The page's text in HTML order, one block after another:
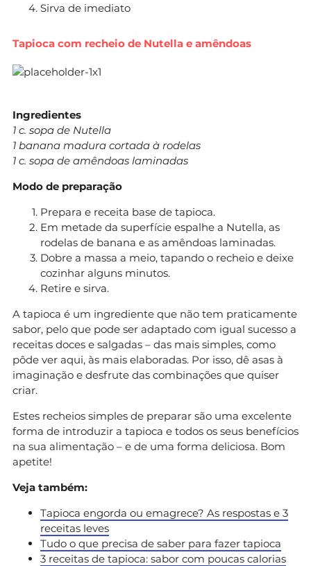
Sirva de imediato
Tapioca com recheio de Nutella e amêndoas
Ingredientes
1 c. sopa de Nutella
1 banana madura cortada à rodelas
1 c. sopa de amêndoas laminadas
Modo de preparação
Prepara e receita base de tapioca.
Em metade da superfície espalhe a Nutella, as
rodelas de banana e as amêndoas laminadas.
Dobre a massa a meio, tapando o recheio e deixe
cozinhar alguns minutos.
Retire e sirva.
A tapioca é um ingrediente que não tem praticamente
sabor, pelo que pode ser adaptado com igual sucesso a
receitas doces e salgadas – das mais simples, como
pôde ver aqui, às mais elaboradas. Por isso, dê asas à
imaginação e desfrute das combinações que quiser
criar.
Estes recheios simples de preparar são uma excelente
forma de introduzir a tapioca e todos os seus benefícios
na sua alimentação – e de uma forma deliciosa. Bom
apetite!
Veja também:
Tapioca engorda ou emagrece? As respostas e 3
receitas leves
Tudo o que precisa de saber para fazer tapioca
3 receitas de tapioca: sabor com poucas calorias